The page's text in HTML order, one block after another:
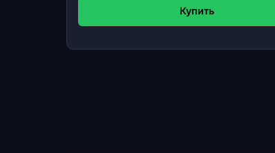
Купить